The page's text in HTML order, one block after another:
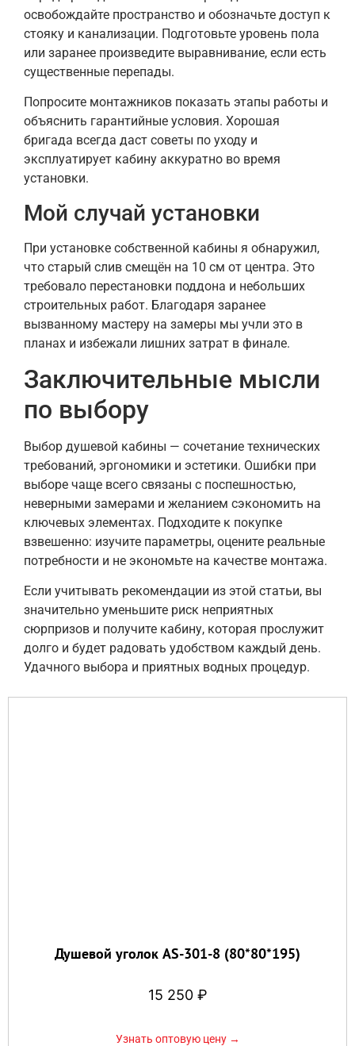
освобождайте пространство и обозначьте доступ к
стояку и канализации. Подготовьте уровень пола
или заранее произведите выравнивание, если есть
существенные перепады.
Попросите монтажников показать этапы работы и
объяснить гарантийные условия. Хорошая
бригада всегда даст советы по уходу и
эксплуатирует кабину аккуратно во время
установки.
Мой случай установки
При установке собственной кабины я обнаружил,
что старый слив смещён на 10 см от центра. Это
требовало перестановки поддона и небольших
строительных работ. Благодаря заранее
вызванному мастеру на замеры мы учли это в
планах и избежали лишних затрат в финале.
Заключительные мысли
по выбору
Выбор душевой кабины — сочетание технических
требований, эргономики и эстетики. Ошибки при
выборе чаще всего связаны с поспешностью,
неверными замерами и желанием сэкономить на
ключевых элементах. Подходите к покупке
взвешенно: изучите параметры, оцените реальные
потребности и не экономьте на качестве монтажа.
Если учитывать рекомендации из этой статьи, вы
значительно уменьшите риск неприятных
сюрпризов и получите кабину, которая прослужит
долго и будет радовать удобством каждый день.
Удачного выбора и приятных водных процедур.
Душевой уголок AS-301-8 (80*80*195)
15 250 ₽
Узнать оптовую цену →